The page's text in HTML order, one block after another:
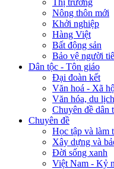
Thị trường
Nông thôn mới
Khởi nghiệp
Hàng Việt
Bất động sản
Bảo vệ người
Dân tộc - Tôn giáo
Đại đoàn kết
Văn hoá - Xã
Văn hóa, du
Chuyên đề dân
Chuyên đề
Học tập và làm
Xây dựng và
Đời sống xanh
Việt Nam - Kỷ